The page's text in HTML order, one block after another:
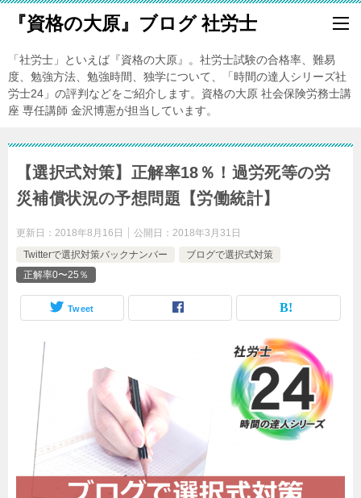
『資格の大原』ブログ 社労士
「社労士」といえば『資格の大原』。社労士試験の合格率、難易
度、勉強方法、勉強時間、独学について、「時間の達人シリーズ社
労士24」の評判などをご紹介します。資格の大原 社会保険労務士講
座 専任講師 金沢博憲が担当しています。
【選択式対策】正解率18％！過労死等の労
災補償状況の予想問題【労働統計】
更新日： 2018年8月16日 公開日： 2018年3月31日
Twitterで選択対策バックナンバー
ブログで選択式対策
正解率0〜25％
Tweet